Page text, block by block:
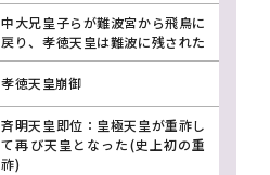
中大兄皇子らが難波宮から飛鳥に
戻り、孝徳天皇は難波に残された
孝徳天皇崩御
斉明天皇即位：皇極天皇が重祚し
て再び天皇となった(史上初の重
祚)